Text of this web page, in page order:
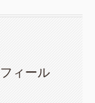
ィール